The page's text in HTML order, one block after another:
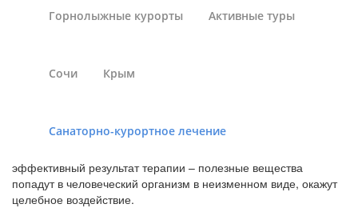
Горнолыжные курорты Активные туры
Сочи Крым
Санаторно-курортное лечение
Санатории России»Санаторно-курортное лечение
системы, должен располагаться недалеко от источника
эффективный результат терапии – полезные вещества
попадут в человеческий организм в неизменном виде, окажут
целебное воздействие.